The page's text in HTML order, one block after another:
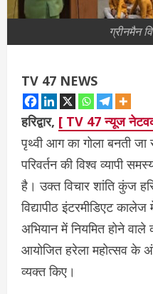
ग्रीनमैन
TV 47 NEWS
हरिद्वार, [ TV 47 न्यूज
पृथ्वी आग का गोला बनती
परिवर्तन की विश्व व्यापी
है। उक्त विचार शांति कुंज
विद्यापीठ इंटरमीडिएट
अभियान में नियमित होने
आयोजित हरेला महोत्सव के
व्यक्त किए।